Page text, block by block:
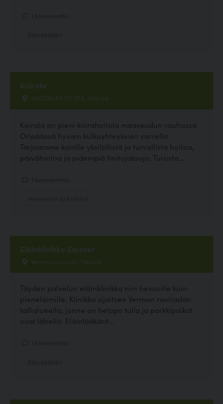
Koirala
VUOTAVANTIE 368, Oripää
Koirala on pieni koirahoitola maaseudun rauhassa
Oripäässä hyvien kulkuyhteyksien varrella.
Tarjoamme koirille yksilöllistä ja turvallista hoitoa,
päivähoitoa ja pidempiä hoitojaksoja. Turusta...
Eläinklinikka Equivet
Vermon ravirata, Helsinki
Täyden palvelun eläinklinikka niin hevosille kuin
pieneläimille. Klinikka sijaitsee Vermon raviradan
tallialueella, jonne on helppo tulla ja parkkipaikat
ovat lähellä. Eläinlääkärit...